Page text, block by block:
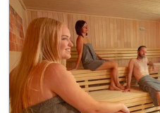
1 x Wellnesstasche mit
inkl. Zugang zum
inkl. vielfältige
inkl. beheizter Außenpool
inkl. Nutzung der
inkl. Nutzung der Spiel- und